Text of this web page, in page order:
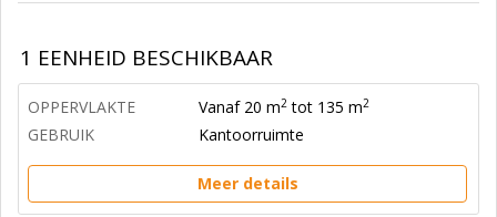
1 EENHEID BESCHIKBAAR
OPPERVLAKTE Vanaf 20 m2 tot 135 m2
GEBRUIK Kantoorruimte
Meer details